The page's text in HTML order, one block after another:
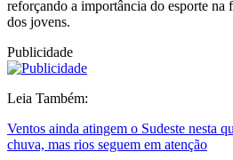
reforçando a importância do esporte na
dos jovens.
Publicidade
Leia Também:
Ventos ainda atingem o Sudeste nesta
chuva, mas rios seguem em atenção